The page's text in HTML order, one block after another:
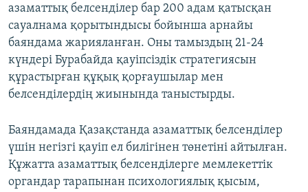
азаматтық белсенділер бар 200 адам қатысқан
сауалнама қорытындысы бойынша арнайы
баяндама жарияланған. Оны тамыздың 21-24
күндері Бурабайда қауіпсіздік стратегиясын
құрастырған құқық қорғаушылар мен
белсенділердің жиынында таныстырды.
Баяндамада Қазақстанда азаматтық белсенділер
үшін негізгі қауіп ел билігінен төнетіні айтылған.
Құжатта азаматтық белсенділерге мемлекеттік
органдар тарапынан психологиялық қысым,